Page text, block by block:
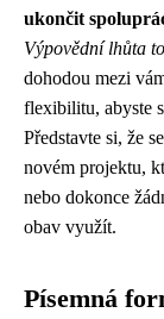
ukončit
Výpovědní lhůta
dohodou mezi
flexibilitu, abyste
Představte si, že
novém projektu,
nebo dokonce
obav využít.
Písemná